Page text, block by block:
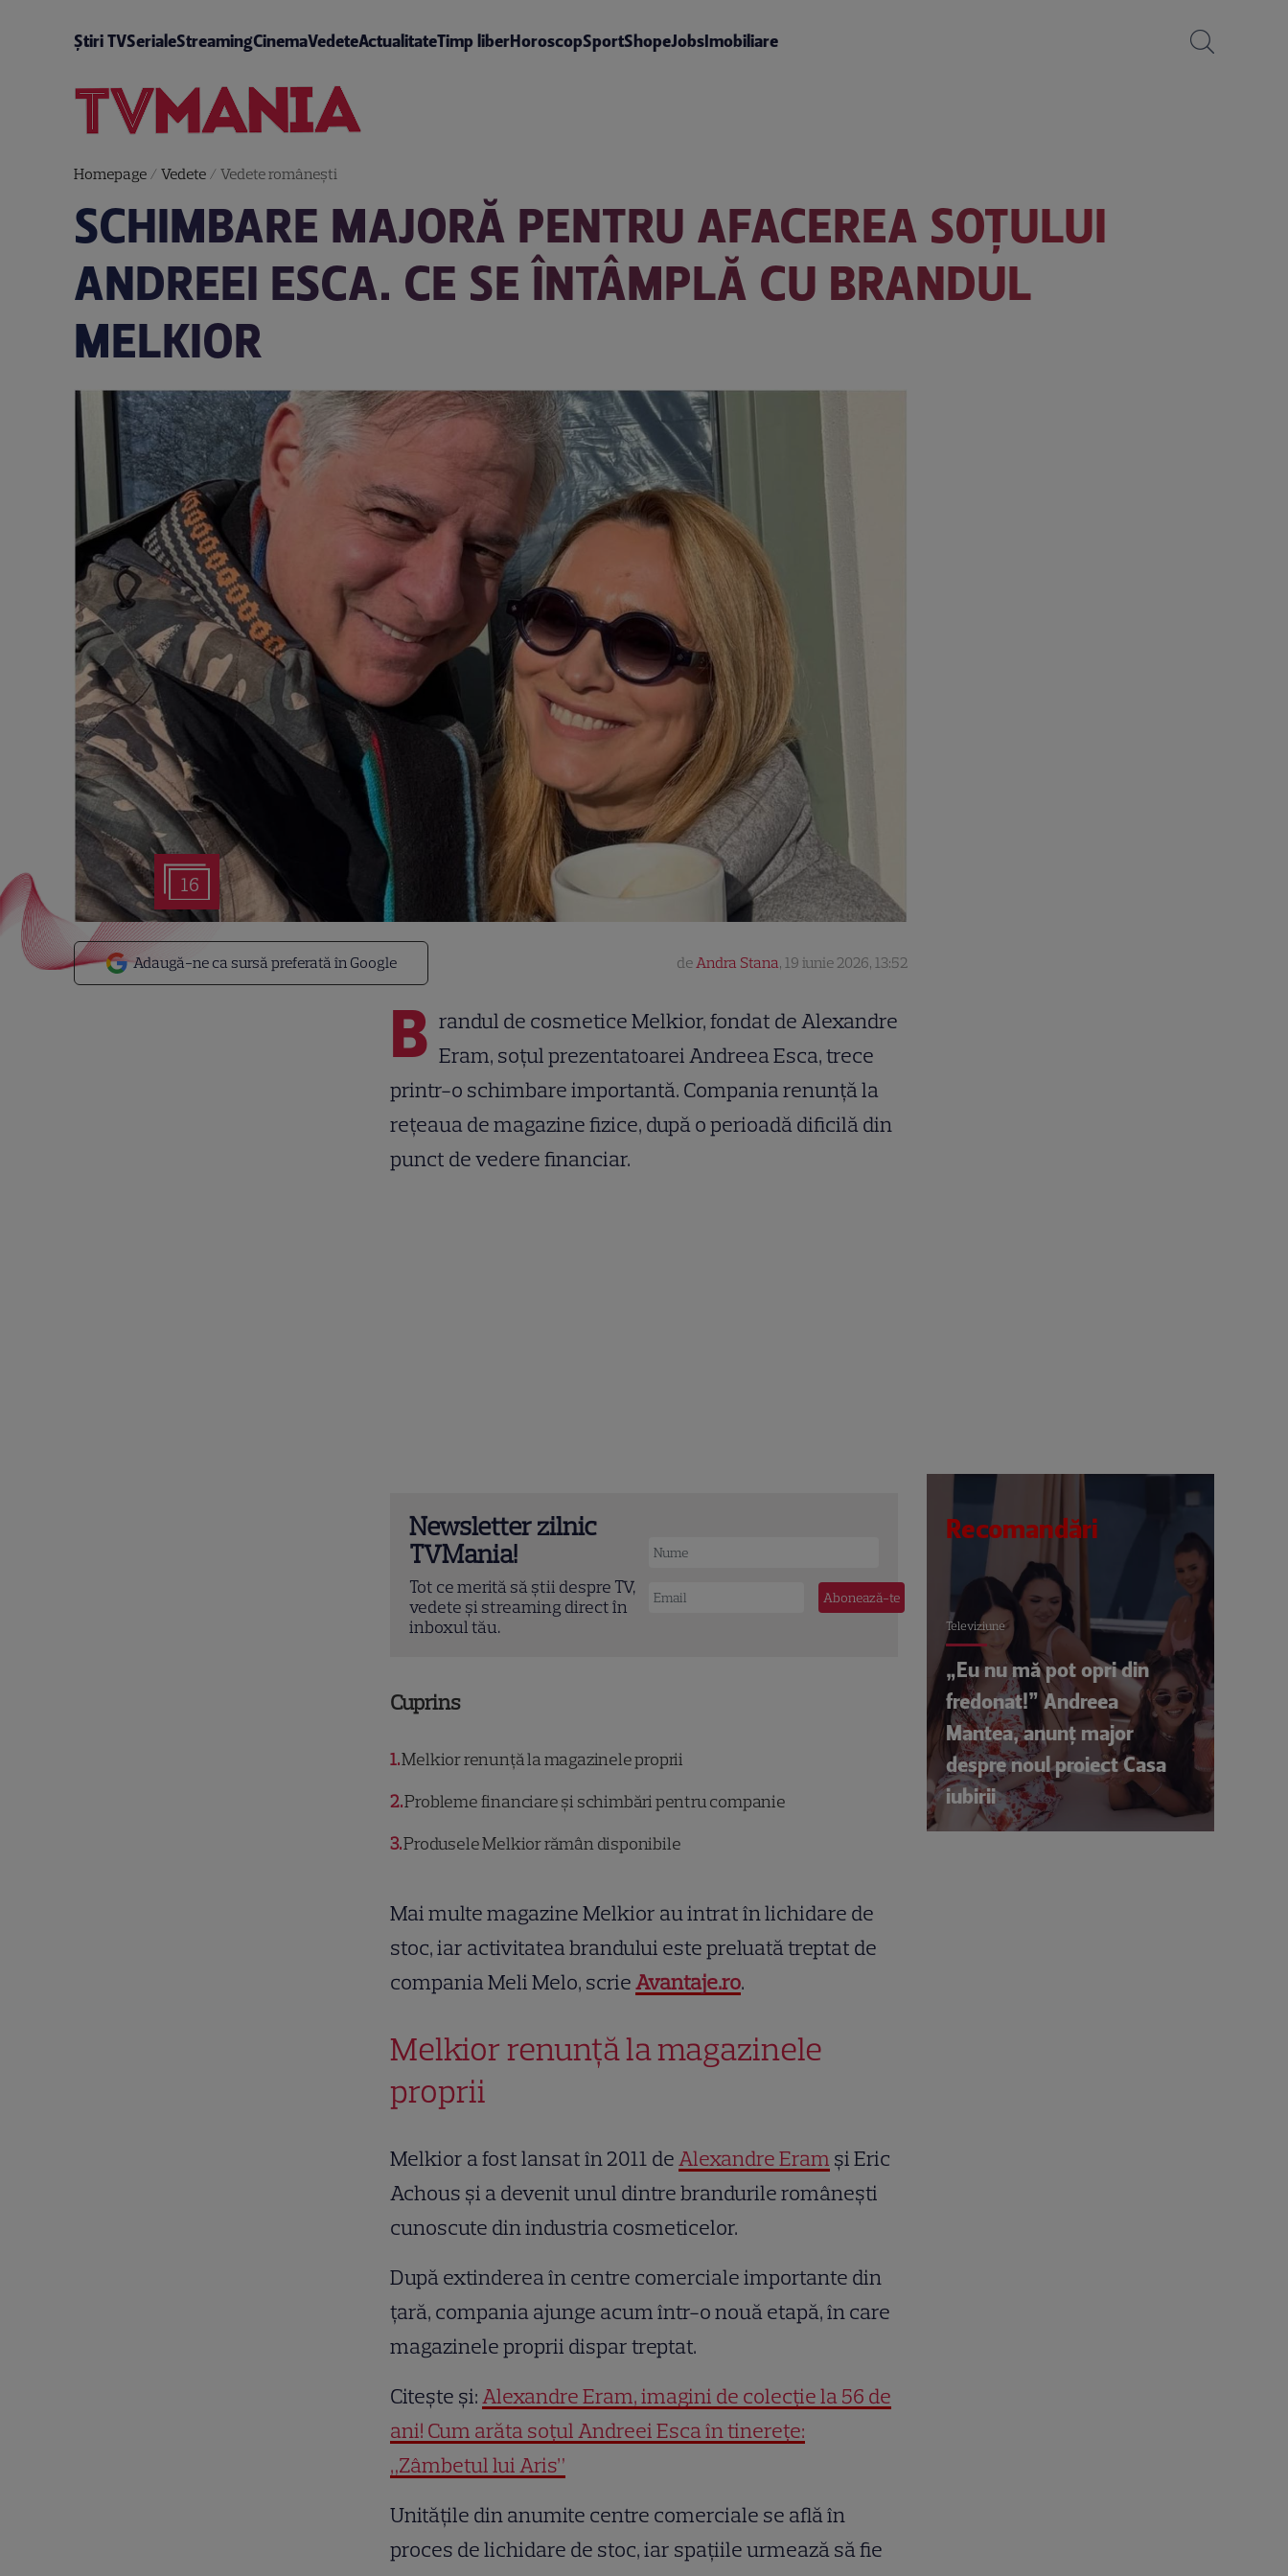
Știri TVSerialeStreamingCinemaVedeteActualitateTimp liberHoroscopSportShopeJobsImobiliare
Homepage/ Vedete/ Vedete româneşti
SCHIMBARE MAJORĂ PENTRU AFACEREA SOȚULUI
ANDREEI ESCA. CE SE ÎNTÂMPLĂ CU BRANDUL
MELKIOR
16
Adaugă-ne ca sursă preferată în Google deAndra Stana, 19 iunie 2026, 13:52
B randul de cosmetice Melkior, fondat de Alexandre
Eram, soțul prezentatoarei Andreea Esca, trece
printr-o schimbare importantă. Compania renunță la
rețeaua de magazine fizice, după o perioadă dificilă din
punct de vedere financiar.
Newsletter zilnic
TVMania!
Tot ce merită să știi despre TV,
vedete și streaming direct în
inboxul tău.
Cuprins
1Melkior renunță la magazinele proprii
2Probleme financiare și schimbări pentru companie
3Produsele Melkior rămân disponibile
Mai multe magazine Melkior au intrat în lichidare de
stoc, iar activitatea brandului este preluată treptat de
compania Meli Melo, scrieAvantaje.ro.
Melkior renunță la magazinele
proprii
Melkior a fost lansat în 2011 deAlexandre Eram și Eric
Achous și a devenit unul dintre brandurile românești
cunoscute din industria cosmeticelor.
După extinderea în centre comerciale importante din
țară, compania ajunge acum într-o nouă etapă, în care
magazinele proprii dispar treptat.
Citește și:Alexandre Eram, imagini de colecție la 56 de
ani! Cum arăta soțul Andreei Esca în tinerețe:
„Zâmbetul lui Aris”
Unitățile din anumite centre comerciale se află în
proces de lichidare de stoc, iar spațiile urmează să fie
Recomandări
Televiziune
„Eu nu mă pot opri din
fredonat!” Andreea
Mantea, anunț major
despre noul proiect Casa
iubirii